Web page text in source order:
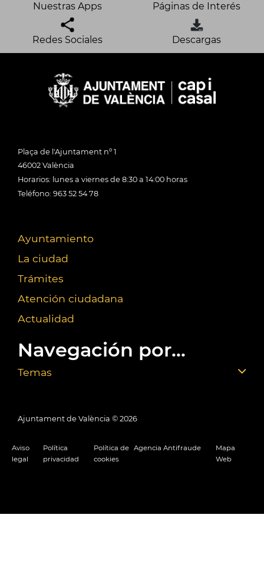
Nuestras Apps Páginas de Interés
Redes Sociales Descargas
Plaça de l'Ajuntament nº 1
46002 València
Horarios: lunes a viernes de 8:30 a 14:00 horas
Teléfono: 963 52 54 78
Ayuntamiento
La ciudad
Trámites
Atención ciudadana
Actualidad
Navegación por...
Temas
Ajuntament de València © 2026
Aviso
legal
Política
privacidad
Política de
cookies
Agencia Antifraude
Mapa
Web